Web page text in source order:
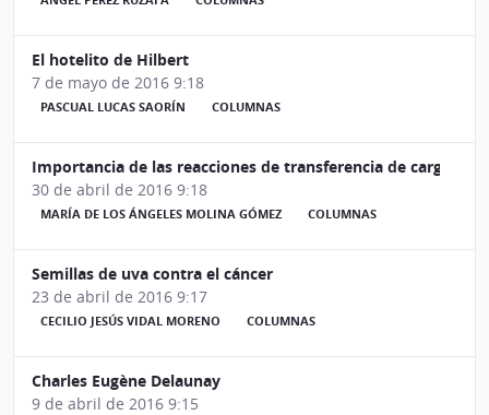
El hotelito de Hilbert
7 de mayo de 2016 9:18
PASCUAL LUCAS SAORÍN COLUMNAS
Importancia de las reacciones de transferencia de carga
30 de abril de 2016 9:18
MARÍA DE LOS ÁNGELES MOLINA GÓMEZ COLUMNAS
Semillas de uva contra el cáncer
23 de abril de 2016 9:17
CECILIO JESÚS VIDAL MORENO COLUMNAS
Charles Eugène Delaunay
9 de abril de 2016 9:15